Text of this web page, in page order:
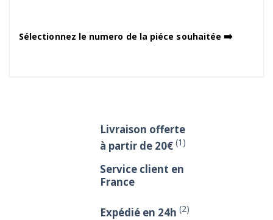
Sélectionnez le numero de la piéce souhaitée ➡️
Livraison offerte
à partir de 20€ (1)
Service client en
France
Expédié en 24h (2)